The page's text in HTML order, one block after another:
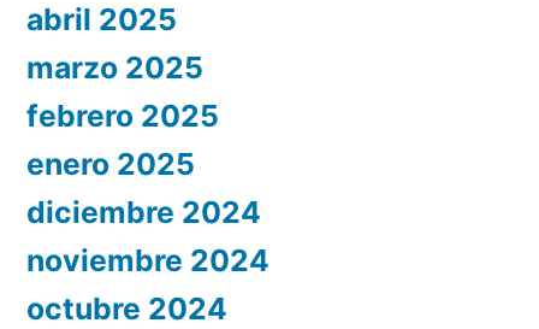
abril 2025
marzo 2025
febrero 2025
enero 2025
diciembre 2024
noviembre 2024
octubre 2024